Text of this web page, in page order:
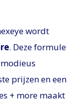
wordt
. Deze formule
prijzen en een
+ more maakt